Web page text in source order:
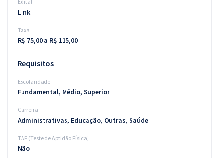
Edital
Link
Taxa
R$ 75,00 a R$ 115,00
Requisitos
Escolaridade
Fundamental, Médio, Superior
Carreira
Administrativas, Educação, Outras, Saúde
TAF (Teste de Aptidão Física)
Não